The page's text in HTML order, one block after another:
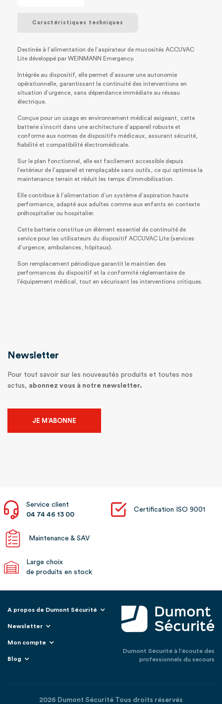
Caractéristiques techniques
Destinée à l’alimentation de l’aspirateur de mucosités ACCUVAC
Lite développé par WEINMANN Emergency.
Intégrée au dispositif, elle permet d’assurer une autonomie
opérationnelle, garantissant la continuité des interventions en
situation d’urgence, sans dépendance immédiate au réseau
électrique.
Conçue pour un usage en environnement médical exigeant, cette
batterie s’inscrit dans une architecture d’appareil robuste et
conforme aux normes de dispositifs médicaux, assurant sécurité,
fiabilité et compatibilité électromédicale.
Sur le plan fonctionnel, elle est facilement accessible depuis
l’extérieur de l’appareil et remplaçable sans outils, ce qui optimise la
maintenance terrain et réduit les temps d’immobilisation.
Elle contribue à l’alimentation d’un système d’aspiration haute
performance, adapté aux adultes comme aux enfants en contexte
préhospitalier ou hospitalier.
Cette batterie constitue un élément essentiel de continuité de
service pour les utilisateurs du dispositif ACCUVAC Lite (services
d’urgence, ambulances, hôpitaux).
Son remplacement périodique garantit le maintien des
performances du dispositif et la conformité réglementaire de
l’équipement médical, tout en sécurisant les interventions critiques.
Newsletter
Pour tout savoir sur les nouveautés produits et toutes nos
actus, abonnez vous à notre newsletter.
JE M’ABONNE
Service client
04 74 46 13 00
Certification ISO 9001
Maintenance & SAV
Large choix
de produits en stock
A propos de Dumont Sécurité
Newsletter
Mon compte
Blog
Dumont Sécurité à l'écoute des
professionnels du secours
2026 Dumont Sécurité Tous droits réservés